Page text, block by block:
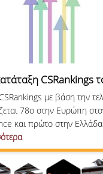
CSRankings
με βάση την
78ο στην Ευρώπη
και πρώτο στην Ελλάδα